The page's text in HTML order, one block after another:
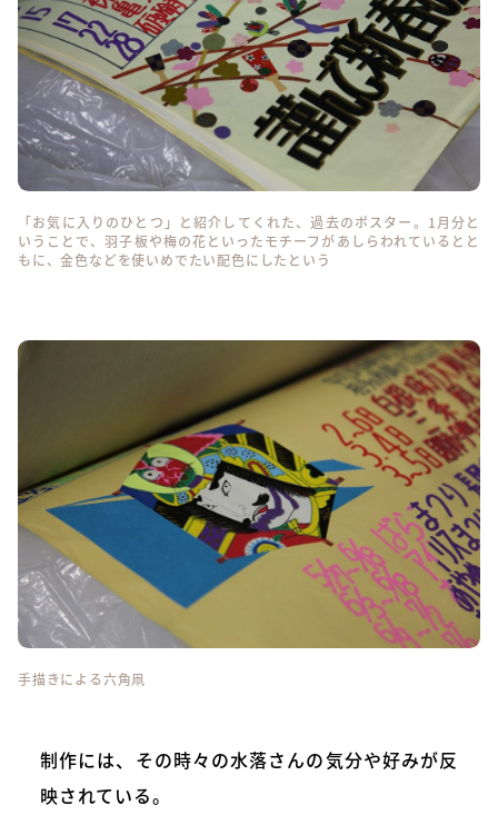
「お気に入りのひとつ」と紹介してくれた、過去のポスター。1月分と
いうことで、羽子板や梅の花といったモチーフがあしらわれているとと
もに、金色などを使いめでたい配色にしたという
手描きによる六角凧
制作には、その時々の水落さんの気分や好みが反
映されている。